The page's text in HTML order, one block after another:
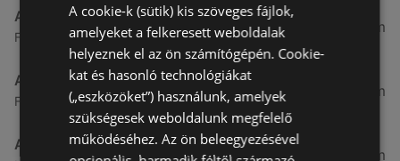
Alma Gyógyszertárak
Fő utca 102, 9421 Fertőrákos
10,09 km
Alma Gyógyszertárak
Fő Utca 102., 9421 Sopron
10,27 km
Alma Gyógyszertárak
21,83 km
A cookie-k (sütik) kis szöveges fájlok,
amelyeket a felkeresett weboldalak
helyeznek el az ön számítógépén. Cookie-
kat és hasonló technológiákat
(„eszközöket”) használunk, amelyek
szükségesek weboldalunk megfelelő
működéséhez. Az ön beleegyezésével